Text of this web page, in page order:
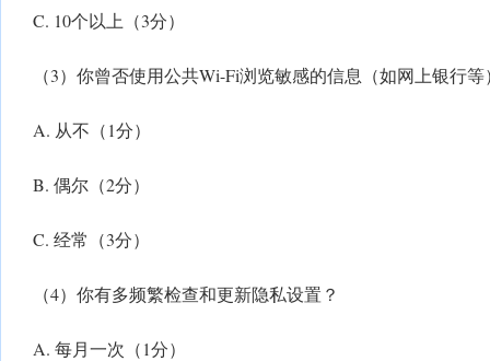
C. 10个以上（3分）
（3）你曾否使用公共Wi-Fi浏览敏感的信息（如网上银行等
A. 从不（1分）
B. 偶尔（2分）
C. 经常（3分）
（4）你有多频繁检查和更新隐私设置？
A. 每月一次（1分）